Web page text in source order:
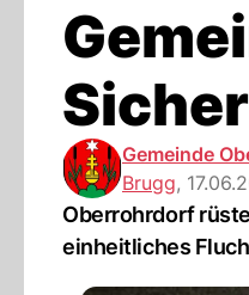
Gemeinde
Brugg,
Oberrohrdorf
einheitliches